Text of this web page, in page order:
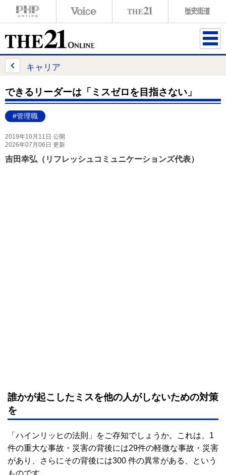
ME
キャリア
できるリーダーは「ミスゼロを目指さない」
#管理職
2019年10月11日 公開
2026年07月06日 更新
吉田幸弘（リフレッシュコミュニケーションズ代表）
誰かが起こしたミスを他の人がしないための対策
を
「ハインリッヒの法則」をご存知でしょうか。これは、1
件の重大な事故・災害の背後には29件の軽微な事故・災害
があり、さらにその背後には300 件の異常がある、という
ものです。